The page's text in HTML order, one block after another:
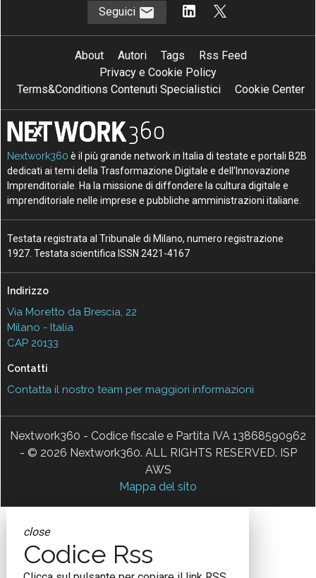
Seguici
About Autori Tags
Rss Feed
Privacy e Cookie Policy
Terms&Conditions Contenuti Specialistici
Cookie Center
Nextwork360 è il più grande network in Italia di testate e portali B2B
dedicati ai temi della Trasformazione Digitale e dell’Innovazione
Imprenditoriale. Ha la missione di diffondere la cultura digitale e
imprenditoriale nelle imprese e pubbliche amministrazioni italiane.
Testata registrata al Tribunale di Milano, numero registrazione
1927. Testata scientifica ISSN 2421-4167
Indirizzo
Via Moretto da Brescia, 22
Milano - Italia
CAP 20133
Contatti
Contatta il nostro team per maggiori informazioni
Nextwork360 - Codice fiscale e Partita IVA 13868590962
- © 2026 Nextwork360. ALL RIGHTS RESERVED. ISP
AWS
Mappa del sito
close
Codice Rss